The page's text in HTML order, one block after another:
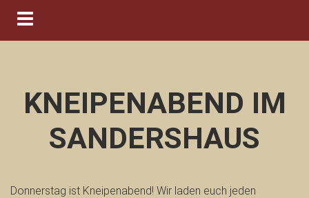
Navigation ein-/ausblenden
KNEIPENABEND IM
SANDERSHAUS
Donnerstag ist Kneipenabend! Wir laden euch jeden